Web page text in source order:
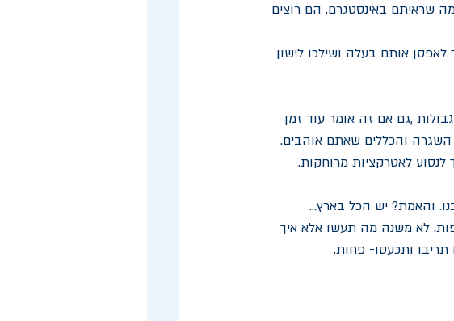
שראיתם באינסטגרם. הם רוצים
אותם בעלה ושילכו לישון
,גם אם זה אומר עוד זמן
והכללים שאתם אוהבים.
צורך לנסוע לאטרקציות מרוחקות.
והאמת? יש הכל בארץ...
לא משנה מה תעשו אלא איך
תריבו ותכעסו- פחות.